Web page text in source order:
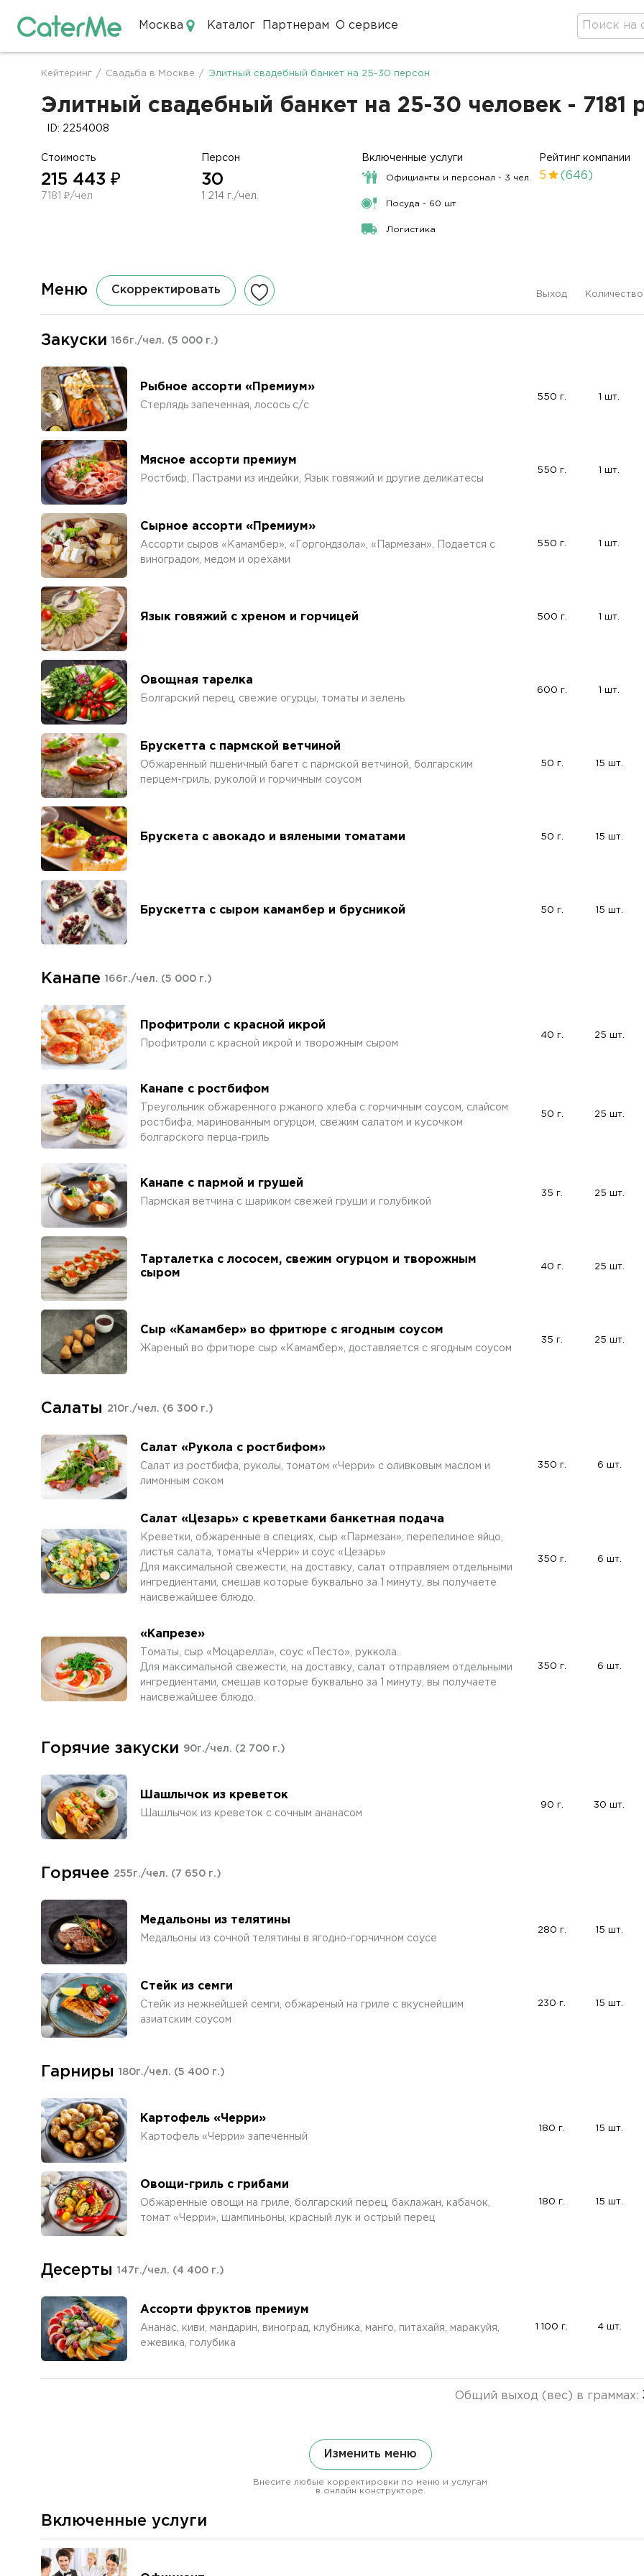
Москва Каталог Партнерам О сервисе
Строка
навигации
Кейтеринг / Свадьба в Москве / Элитный свадебный банкет на 25-30 персон
Элитный свадебный банкет на 25-30 человек - 7181
ID: 2254008
Стоимость
215 443 ₽
7181 ₽/чел
Персон
30
1 214 г./чел.
Включенные услуги
Официанты и персонал - 3 чел.
Посуда - 60 шт
Логистика
Рейтинг компании
5 (646)
Меню Скорректировать Выход Количество
Закуски 166г./чел. (5 000 г.)
Рыбное ассорти «Премиум»
Стерлядь запеченная, лосось с/с
550 г. 1 шт.
Мясное ассорти премиум
Ростбиф, Пастрами из индейки, Язык говяжий и другие деликатесы
550 г. 1 шт.
Сырное ассорти «Премиум»
Ассорти сыров «Камамбер», «Горгондзола», «Пармезан». Подается с
виноградом, медом и орехами
550 г. 1 шт.
Язык говяжий с хреном и горчицей 500 г. 1 шт.
Овощная тарелка
Болгарский перец, свежие огурцы, томаты и зелень
600 г. 1 шт.
Брускетта с пармской ветчиной
Обжаренный пшеничный багет с пармской ветчиной, болгарским
перцем-гриль, руколой и горчичным соусом
50 г. 15 шт.
Брускета с авокадо и вялеными томатами 50 г. 15 шт.
Брускетта с сыром камамбер и брусникой 50 г. 15 шт.
Канапе 166г./чел. (5 000 г.)
Профитроли с красной икрой
Профитроли с красной икрой и творожным сыром
40 г. 25 шт.
Канапе с ростбифом
Треугольник обжаренного ржаного хлеба с горчичным соусом, слайсом
ростбифа, маринованным огурцом, свежим салатом и кусочком
болгарского перца-гриль
50 г. 25 шт.
Канапе с пармой и грушей
Пармская ветчина с шариком свежей груши и голубикой
35 г. 25 шт.
Тарталетка с лососем, свежим огурцом и творожным
сыром
40 г. 25 шт.
Сыр «Камамбер» во фритюре с ягодным соусом
Жареный во фритюре сыр «Камамбер», доставляется с ягодным соусом
35 г. 25 шт.
Салаты 210г./чел. (6 300 г.)
Салат «Рукола с ростбифом»
Салат из ростбифа, руколы, томатом «Черри» с оливковым маслом и
лимонным соком
350 г. 6 шт.
Салат «Цезарь» с креветками банкетная подача
Креветки, обжаренные в специях, сыр «Пармезан», перепелиное яйцо,
листья салата, томаты «Черри» и соус «Цезарь»
Для максимальной свежести, на доставку, салат отправляем отдельными
ингредиентами, смешав которые буквально за 1 минуту, вы получаете
наисвежайшее блюдо.
350 г. 6 шт.
«Капрезе»
Томаты, сыр «Моцарелла», соус «Песто», руккола.
Для максимальной свежести, на доставку, салат отправляем отдельными
ингредиентами, смешав которые буквально за 1 минуту, вы получаете
наисвежайшее блюдо.
350 г. 6 шт.
Горячие закуски 90г./чел. (2 700 г.)
Шашлычок из креветок
Шашлычок из креветок с сочным ананасом
90 г. 30 шт.
Горячее 255г./чел. (7 650 г.)
Медальоны из телятины
Медальоны из сочной телятины в ягодно-горчичном соусе
280 г. 15 шт.
Стейк из семги
Стейк из нежнейшей семги, обжареный на гриле с вкуснейшим
азиатским соусом
230 г. 15 шт.
Гарниры 180г./чел. (5 400 г.)
Картофель «Черри»
Картофель «Черри» запеченный
180 г. 15 шт.
Овощи-гриль с грибами
Обжаренные овощи на гриле, болгарский перец, баклажан, кабачок,
томат «Черри», шампиньоны, красный лук и острый перец
180 г. 15 шт.
Десерты 147г./чел. (4 400 г.)
Ассорти фруктов премиум
Ананас, киви, мандарин, виноград, клубника, манго, питахайя, маракуйя,
ежевика, голубика
1 100 г. 4 шт.
Общий выход (вес) в граммах:
Изменить меню
Внесите любые корректировки по меню и услугам
в онлайн конструкторе.
Включенные услуги